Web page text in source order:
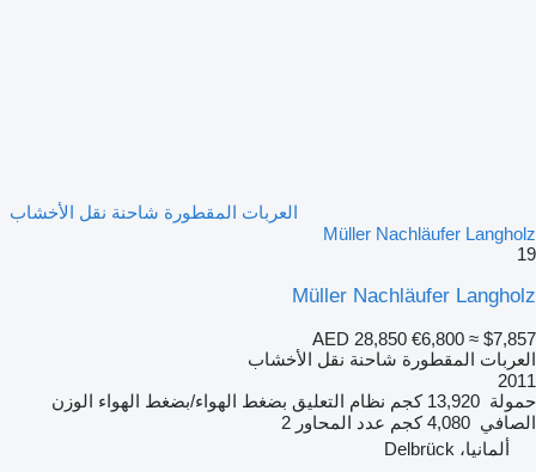
العربات المقطورة شاحنة نقل الأخشاب
Müller Nachläufer Langholz
19
Müller Nachläufer Langholz
AED 28,850 €6,800 ≈ $7,857
العربات المقطورة شاحنة نقل الأخشاب
2011
حمولة 13,920 كجم نظام التعليق بضغط الهواء/بضغط الهواء الوزن
الصافي 4,080 كجم عدد المحاور 2
ألمانيا، Delbrück